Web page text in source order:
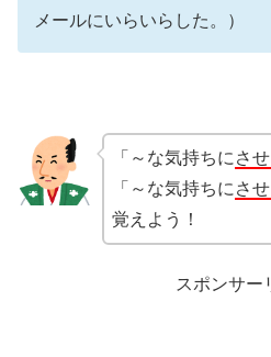
メールにいらいらした。）
「～な気持ちに さ
「～な気持ちに さ
覚えよう！
スポンサー